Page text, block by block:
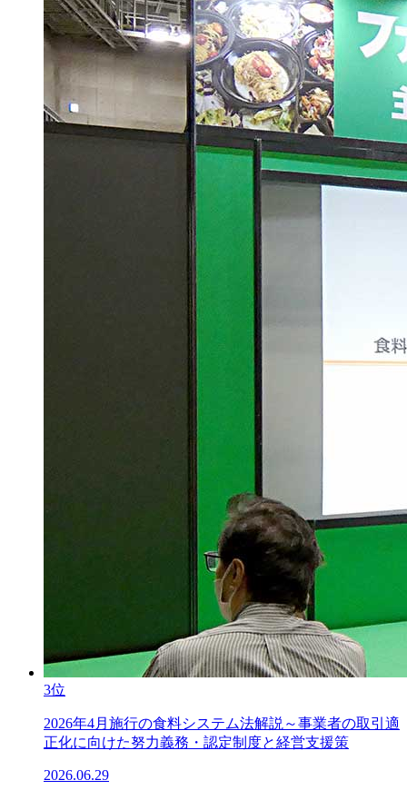
3位
2026年4月施行の食料システム法解説～事業者の取引適
正化に向けた努力義務・認定制度と経営支援策
2026.06.29